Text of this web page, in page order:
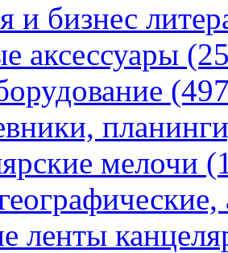
и бизнес
аксессуары
мелочи
ленты